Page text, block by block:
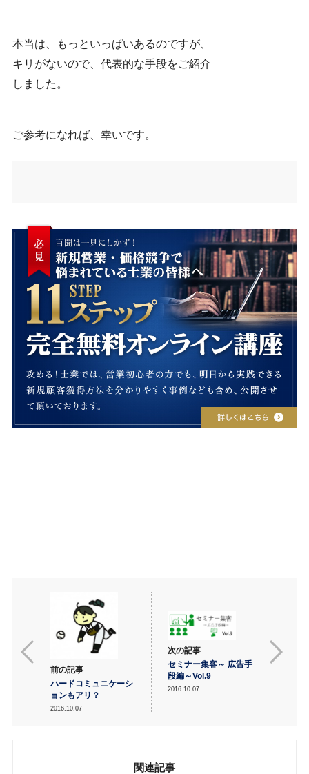
本当は、もっといっぱいあるのですが、
キリがないので、代表的な手段をご紹介
しました。
ご参考になれば、幸いです。
前の記事
ハードコミュニケーシ
ョンもアリ？
2016.10.07
次の記事
セミナー集客～ 広告手
段編～Vol.9
2016.10.07
関連記事